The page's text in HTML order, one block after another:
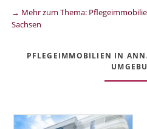
→ Mehr zum Thema:
Sachsen
PFLEGEIMMOBILIEN IN